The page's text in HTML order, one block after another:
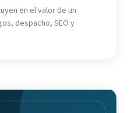
en el valor de un
despacho, SEO y